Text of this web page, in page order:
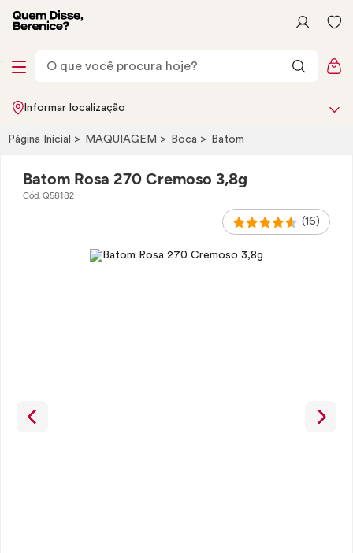
Informar localização
Página Inicial MAQUIAGEM Boca Batom
Batom Rosa 270 Cremoso 3,8g
Cód. Q58182
(16)